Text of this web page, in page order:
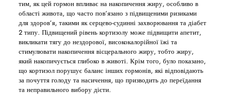
тим, як цей гормон впливає на накопичення жиру, особливо в
області живота, що часто пов’язано з підвищеними ризиками
для здоров’я, такими як серцево-судинні захворювання та діабет
2 типу. Підвищений рівень кортизолу може підвищити апетит,
викликати тягу до нездорової, висококалорійної їжі та
стимулювати накопичення вісцерального жиру, тобто жиру,
який накопичується глибоко в животі. Крім того, було показано,
що кортизол порушує баланс інших гормонів, які відповідають
за почуття голоду та насичення, що призводить до переїдання
та неправильного вибору дієти.